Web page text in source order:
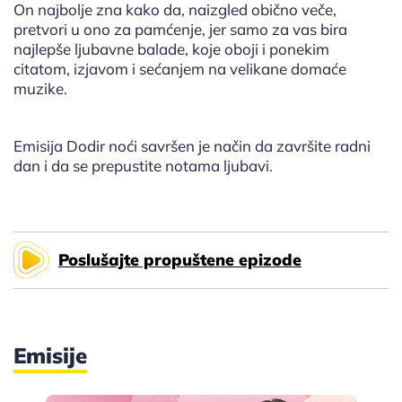
On najbolje zna kako da, naizgled obično veče,
pretvori u ono za pamćenje, jer samo za vas bira
najlepše ljubavne balade, koje oboji i ponekim
citatom, izjavom i sećanjem na velikane domaće
muzike.
Emisija Dodir noći savršen je način da završite radni
dan i da se prepustite notama ljubavi.
Poslušajte propuštene epizode
Emisije